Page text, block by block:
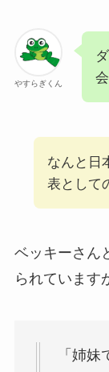
やすらぎくん
なんと日
表として
ベッキーさん
られています
「姉